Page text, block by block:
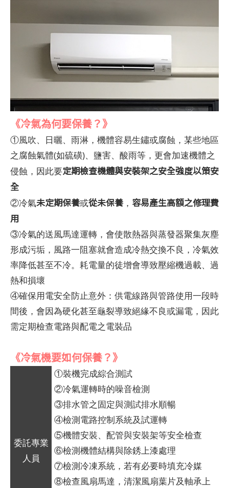
《冷氣為何要保養？》
①風吹、日曬、雨淋，機體容易生鏽或腐蝕，某些地區
之腐蝕氣體(如硫磺)、鹽害、酸雨等，更會加速機體之
侵蝕，因此要定期檢查機體與安裝架之安全強度以策安
全
②冷氣未定期保養或從未保養， 容易產生高額之修理費
用
③冷氣的送風馬達運轉，會使散熱器與蒸發器聚集灰塵
形成污垢，風路一阻塞就會造成冷熱交換不良，冷氣效
率降低甚至不冷。耗電量的徒增會導致壓縮機過載、過
熱和損壞
④確保用電安全防止意外：供電線路與管路使用一段時
間後，會因為硬化甚至龜裂導致絕緣不良或漏電，因此
需定期檢查電路與配電之電裝品
《冷氣機要如何保養？》
委託專業
人員
①裝機完成綜合測試
②冷氣運轉時的噪音檢測
③排水管之固定與測試排水順暢
④檢測電路控制系統及試運轉
⑤機體安裝、配管與安裝架等安全檢查
⑥檢測機體結構與除銹上漆處理
⑦檢測冷凍系統，若有必要時填充冷媒
⑧檢查風扇馬達，清潔風扇葉片及軸承上